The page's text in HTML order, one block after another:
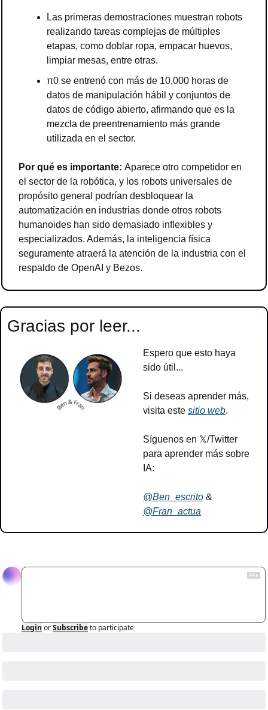
Las primeras demostraciones muestran robots
realizando tareas complejas de múltiples
etapas, como doblar ropa, empacar huevos,
limpiar mesas, entre otras.
π0 se entrenó con más de 10,000 horas de
datos de manipulación hábil y conjuntos de
datos de código abierto, afirmando que es la
mezcla de preentrenamiento más grande
utilizada en el sector.
Por qué es importante: Aparece otro competidor en
el sector de la robótica, y los robots universales de
propósito general podrían desbloquear la
automatización en industrias donde otros robots
humanoides han sido demasiado inflexibles y
especializados. Además, la inteligencia física
seguramente atraerá la atención de la industria con el
respaldo de OpenAI y Bezos.
Gracias por leer...
Espero que esto haya
sido útil...
Si deseas aprender más,
visita este sitio web.
Síguenos en 𝕏/Twitter
para aprender más sobre
IA:
@Ben_escrito
@Fran_actua
Login orSubscribeto participate